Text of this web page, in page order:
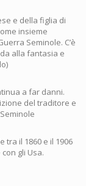
e della figlia di
insieme
Seminole. C’è
alla fantasia e
a far danni.
del traditore e
tra il 1860 e il 1906
gli Usa.